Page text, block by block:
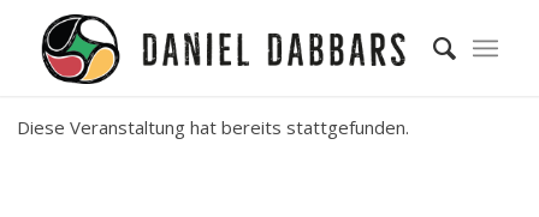
Diese Veranstaltung hat bereits stattgefunden.